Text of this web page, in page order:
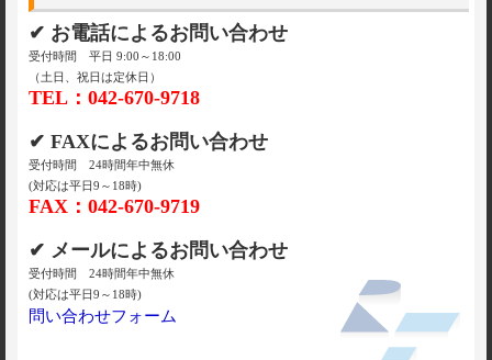
✔ お電話によるお問い合わせ
受付時間 平日 9:00～18:00
（土日、祝日は定休日）
TEL：042-670-9718
✔ FAXによるお問い合わせ
受付時間 24時間年中無休
(対応は平日9～18時)
FAX：042-670-9719
✔ メールによるお問い合わせ
受付時間 24時間年中無休
(対応は平日9～18時)
問い合わせフォーム